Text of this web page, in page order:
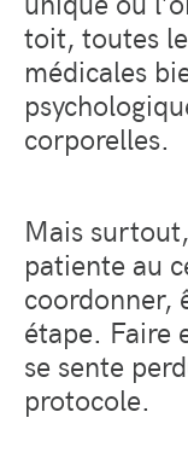
toit, toutes
médicales
corporelles.
Mais
patiente au
coordonner,
étape. Faire
se sente
protocole.